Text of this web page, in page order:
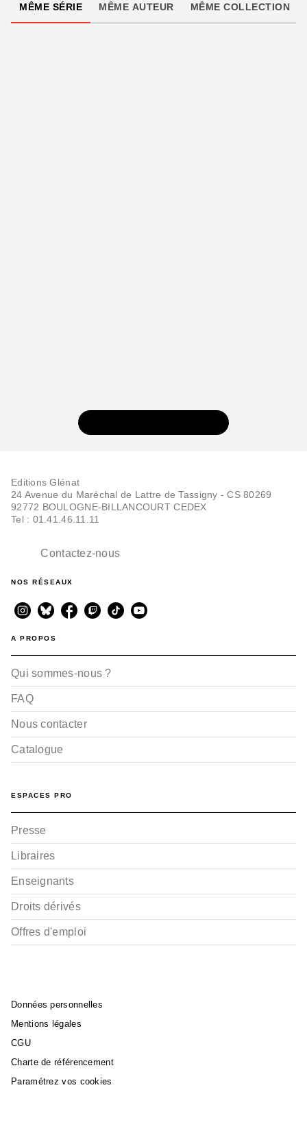
MÊME SÉRIE MÊME AUTEUR MÊME COLLECTION
Editions Glénat
24 Avenue du Maréchal de Lattre de Tassigny - CS 80269
92772 BOULOGNE-BILLANCOURT CEDEX
Tel : 01.41.46.11.11
Contactez-nous
NOS RÉSEAUX
A PROPOS
Qui sommes-nous ?
FAQ
Nous contacter
Catalogue
ESPACES PRO
Presse
Libraires
Enseignants
Droits dérivés
Offres d'emploi
Données personnelles
Mentions légales
CGU
Charte de référencement
Paramétrez vos cookies